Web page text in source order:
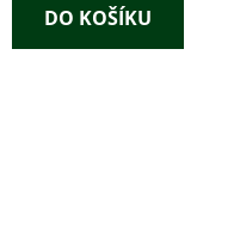
DO KOŠÍKU